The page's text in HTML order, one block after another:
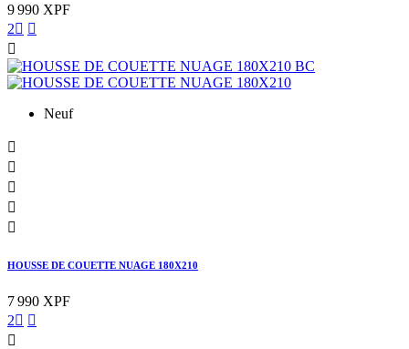
9 990 XPF
2 

Neuf





HOUSSE DE COUETTE NUAGE 180X210
7 990 XPF
2 
